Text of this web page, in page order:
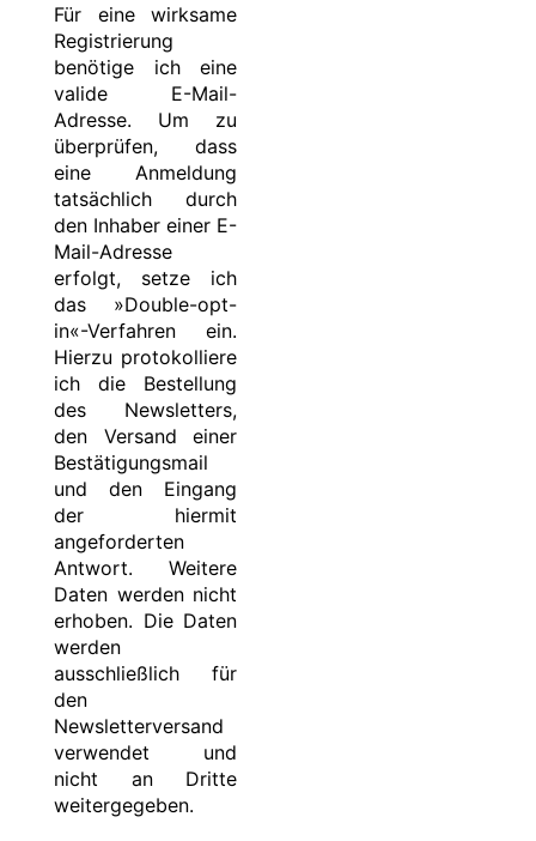
Für eine wirksame
Registrierung
benötige ich eine
valide E-Mail-
Adresse. Um zu
überprüfen, dass
eine Anmeldung
tatsächlich durch
den Inhaber einer E-
Mail-Adresse
erfolgt, setze ich
das »Double-opt-
in«-Verfahren ein.
Hierzu protokolliere
ich die Bestellung
des Newsletters,
den Versand einer
Bestätigungsmail
und den Eingang
der hiermit
angeforderten
Antwort. Weitere
Daten werden nicht
erhoben. Die Daten
werden
ausschließlich für
den
Newsletterversand
verwendet und
nicht an Dritte
weitergegeben.